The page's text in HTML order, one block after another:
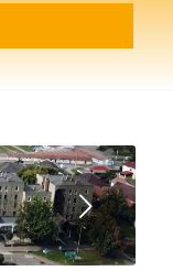
1 2 3